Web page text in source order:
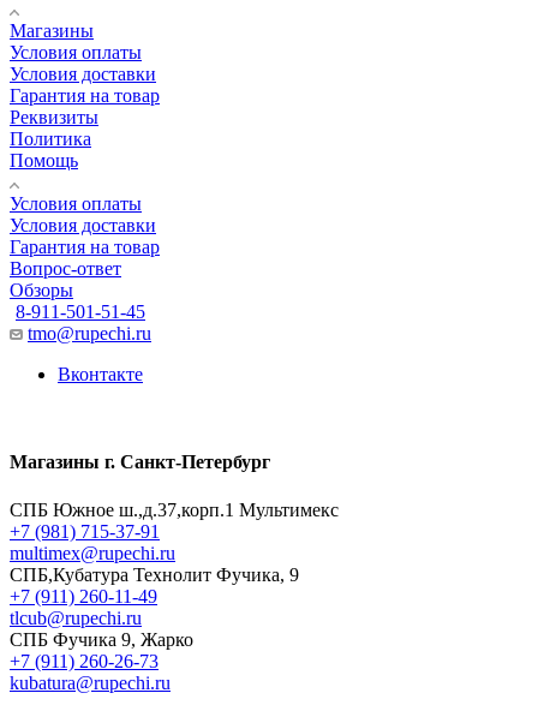
Магазины
Условия оплаты
Условия доставки
Гарантия на товар
Реквизиты
Политика
Помощь
Условия оплаты
Условия доставки
Гарантия на товар
Вопрос-ответ
Обзоры
8-911-501-51-45
tmo@rupechi.ru
Вконтакте
Магазины г. Санкт-Петербург
СПБ Южное ш.,д.37,корп.1 Мультимекс
+7 (981) 715-37-91
multimex@rupechi.ru
СПБ,Кубатура Технолит Фучика, 9
+7 (911) 260-11-49
tlcub@rupechi.ru
СПБ Фучика 9, Жарко
+7 (911) 260-26-73
kubatura@rupechi.ru